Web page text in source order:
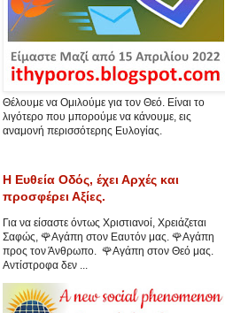
Θέλουμε να Ομιλούμε για τον Θεό. Είναι το
λιγότερο που μπορούμε να κάνουμε, εις
αναμονή περισσότερης Ευλογίας.
Η Ευθεία Οδός, έχει Αρχές και
προσφέρει Αξίες.
Για να είσαστε όντως Χριστιανοί, Χρειάζεται
Σαφώς, 🌹Αγάπη στον Εαυτόν μας. 🌹Αγάπη
προς τον Άνθρωπο. 🌹Αγάπη στον Θεό μας.
Αντίστροφα δεν ...